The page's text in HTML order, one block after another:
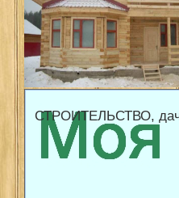
СТРОИТЕЛЬСТВО,